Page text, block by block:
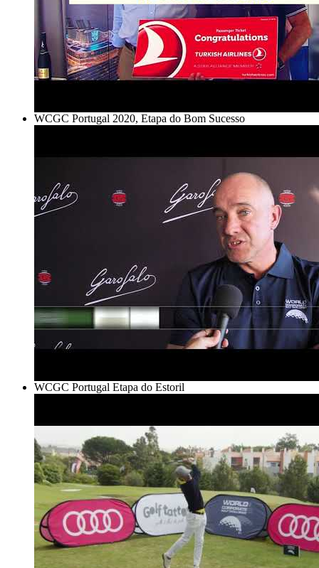
WCGC Portugal 2020, Etapa do Bom Sucesso
WCGC Portugal Etapa do Estoril